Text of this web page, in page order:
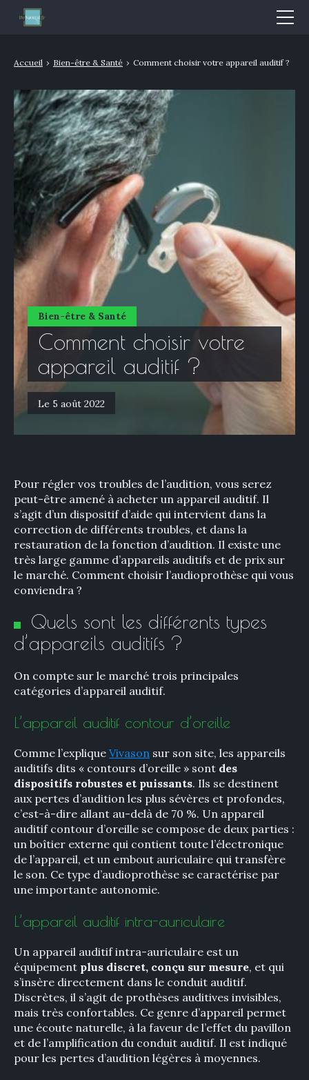
Bien-être & Santé
Comment choisir votre
appareil auditif ?
Le 5 août 2022
Accueil › Bien-être & Santé › Comment choisir votre appareil auditif ?
Pour régler vos troubles de l’audition, vous serez
peut-être amené à acheter un appareil auditif. Il
s’agit d’un dispositif d’aide qui intervient dans la
correction de différents troubles, et dans la
restauration de la fonction d’audition. Il existe une
très large gamme d’appareils auditifs et de prix sur
le marché. Comment choisir l’audioprothèse qui vous
conviendra ?
Quels sont les différents types
d’appareils auditifs ?
On compte sur le marché trois principales
catégories d’appareil auditif.
L’appareil auditif contour d’oreille
Comme l’explique Vivason sur son site, les appareils
auditifs dits « contours d’oreille » sont des
dispositifs robustes et puissants. Ils se destinent
aux pertes d’audition les plus sévères et profondes,
c’est-à-dire allant au-delà de 70 %. Un appareil
auditif contour d’oreille se compose de deux parties :
un boîtier externe qui contient toute l’électronique
de l’appareil, et un embout auriculaire qui transfère
le son. Ce type d’audioprothèse se caractérise par
une importante autonomie.
L’appareil auditif intra-auriculaire
Un appareil auditif intra-auriculaire est un
équipement plus discret, conçu sur mesure, et qui
s’insère directement dans le conduit auditif.
Discrètes, il s’agit de prothèses auditives invisibles,
mais très confortables. Ce genre d’appareil permet
une écoute naturelle, à la faveur de l’effet du pavillon
et de l’amplification du conduit auditif. Il est indiqué
pour les pertes d’audition légères à moyennes.
Nutrition
Sport
Bio/Naturel
GLOSSAIRE